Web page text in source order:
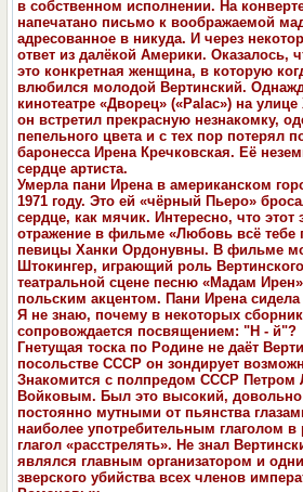
в собственном исполнении. На
напечатано письмо к воображаемой
адресованное в никуда. И через
ответ из далёкой Америки. Оказалось,
это конкретная женщина, в которую
влюбился молодой Вертинский.
кинотеатре «Дворец» («Palac») на
он встретил прекрасную незнакомку,
пепельного цвета и с тех пор потерял
баронесса Ирена Кречковская. Её
сердце артиста.
Умерла пани Ирена в американском
1971 году. Это ей «чёрный Пьеро»
сердце, как мячик. Интересно, что этот
отражение в фильме «Любовь всё тебе
певицы Ханки Ордонувны. В фильме
Штокингер, играющий роль
театральной сцене песню «Мадам
польским акцентом. Пани Ирена
Я не знаю, почему в некоторых
сопровождается посвящением: "Н - й"?
Гнетущая тоска по Родине не даёт
посольстве СССР он зондирует
Знакомится с полпредом СССР Петром
Войковым. Был это высокий,
постоянно мутными от пьянства
наиболее употребительным глаголом
глагол «расстрелять». Не знал
являлся главным организатором и
зверского убийства всех членов